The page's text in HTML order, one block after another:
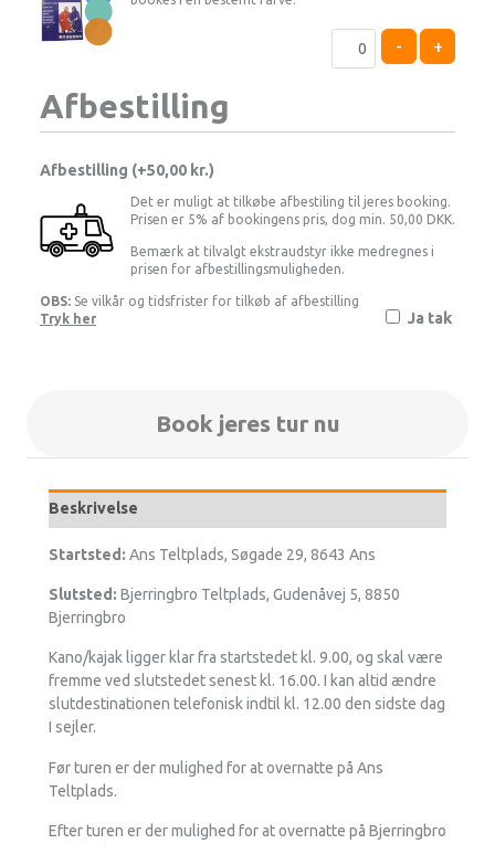
Beskrivelse
Startsted: Ans Teltplads, Søgade 29, 8643 Ans
Slutsted: Bjerringbro Teltplads, Gudenåvej 5, 8850
Bjerringbro
Kano/kajak ligger klar fra startstedet kl. 9.00, og skal være
fremme ved slutstedet senest kl. 16.00. I kan altid ændre
slutdestinationen telefonisk indtil kl. 12.00 den sidste dag
I sejler.
Før turen er der mulighed for at overnatte på Ans
Teltplads.
Efter turen er der mulighed for at overnatte på Bjerringbro
- +
Afbestilling
Afbestilling ( 50,00 kr.)
Det er muligt at tilkøbe afbestiling til jeres booking.
Prisen er 5% af bookingens pris, dog min. 50,00 DKK.
Bemærk at tilvalgt ekstraudstyr ikke medregnes i
prisen for afbestillingsmuligheden.
OBS: Se vilkår og tidsfrister for tilkøb af afbestilling
Tryk her
Ja tak
Book jeres tur nu